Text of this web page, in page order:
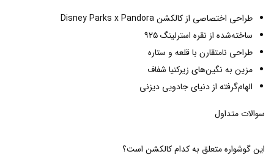
طراحی اختصاصی از کالکشن Disney Parks x Pandora
ساخته‌شده از نقره استرلینگ ۹۲۵
طراحی نامتقارن با قلعه و ستاره
مزین به نگین‌های زیرکنیا شفاف
الهام‌گرفته از دنیای جادویی دیزنی
سوالات متداول
این گوشواره متعلق به کدام کالکشن است؟